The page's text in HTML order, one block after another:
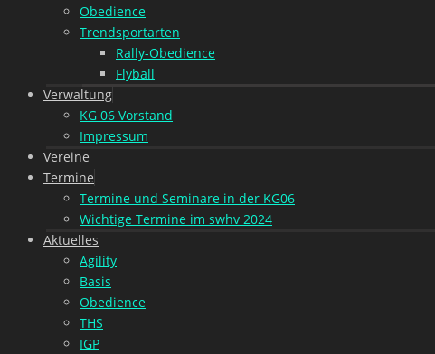
Obedience
Trendsportarten
Rally-Obedience
Flyball
Verwaltung
KG 06 Vorstand
Impressum
Vereine
Termine
Termine und Seminare in der KG06
Wichtige Termine im swhv 2024
Aktuelles
Agility
Basis
Obedience
THS
IGP